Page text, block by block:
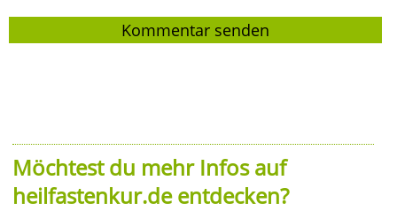
Möchtest du mehr Infos auf
heilfastenkur.de entdecken?